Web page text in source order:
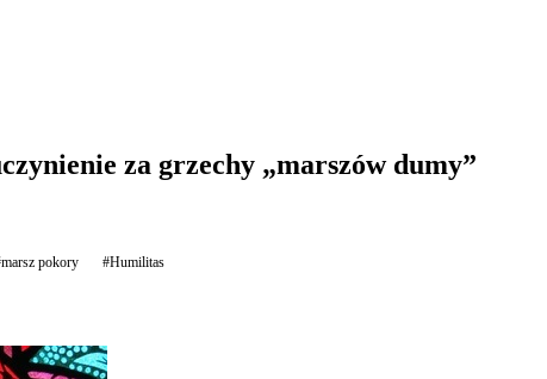
za grzechy „marszów dumy”
pokory #Humilitas